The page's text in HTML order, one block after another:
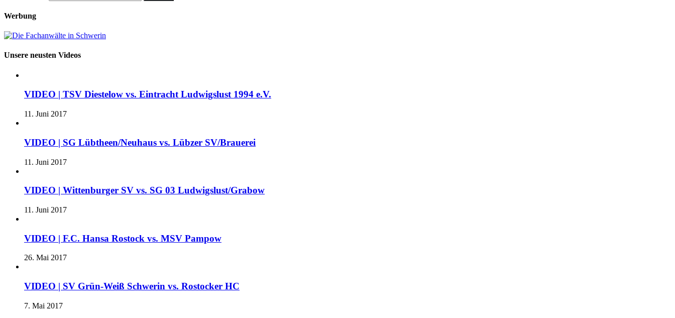
Werbung
Unsere neusten Videos
VIDEO | TSV Diestelow vs. Eintracht Ludwigslust 1994 e.V.
11. Juni 2017
VIDEO | SG Lübtheen/Neuhaus vs. Lübzer SV/Brauerei
11. Juni 2017
VIDEO | Wittenburger SV vs. SG 03 Ludwigslust/Grabow
11. Juni 2017
VIDEO | F.C. Hansa Rostock vs. MSV Pampow
26. Mai 2017
VIDEO | SV Grün-Weiß Schwerin vs. Rostocker HC
7. Mai 2017